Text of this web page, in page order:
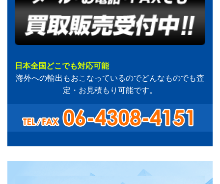
日本全国どこでも対応可能
海外への輸出もおこなっているのでどんなものでも査
定・お見積もり可能です。